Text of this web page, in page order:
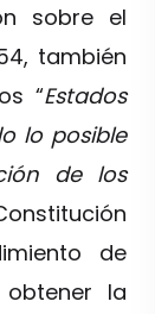
sobre el
también
“Estados
lo posible
de los
de
la